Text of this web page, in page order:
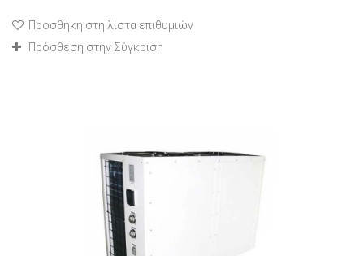
Προσθήκη στη λίστα επιθυμιών
Πρόσθεση στην Σύγκριση